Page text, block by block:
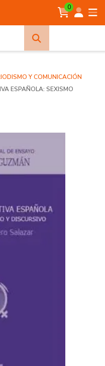
0
Y COMUNICACIÓN
ESPAÑOLA: SEXISMO